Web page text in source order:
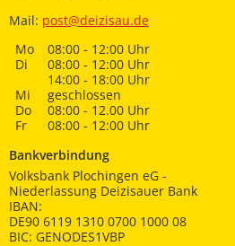
Mail: post@deizisau.de
Mo
08:00 - 12:00 Uhr
Di
08:00 - 12:00 Uhr
14:00 - 18:00 Uhr
Mi
geschlossen
Do
08:00 - 12.00 Uhr
Fr
08:00 - 12:00 Uhr
Bankverbindung
Volksbank Plochingen eG -
Niederlassung Deizisauer Bank
IBAN:
DE90 6119 1310 0700 1000 08
BIC: GENODES1VBP